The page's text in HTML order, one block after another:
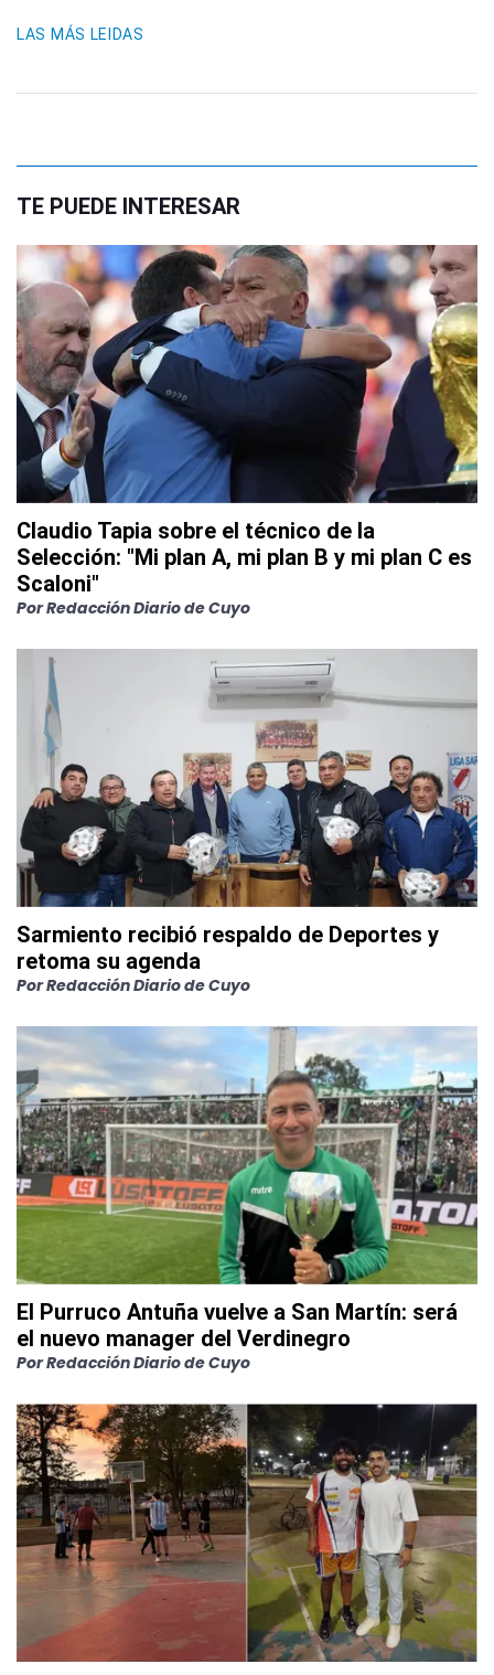
LAS MÁS LEIDAS
TE PUEDE INTERESAR
Claudio Tapia sobre el técnico de la
Selección: "Mi plan A, mi plan B y mi plan C es
Scaloni"
PorRedacción Diario de Cuyo
Sarmiento recibió respaldo de Deportes y
retoma su agenda
PorRedacción Diario de Cuyo
El Purruco Antuña vuelve a San Martín: será
el nuevo manager del Verdinegro
PorRedacción Diario de Cuyo